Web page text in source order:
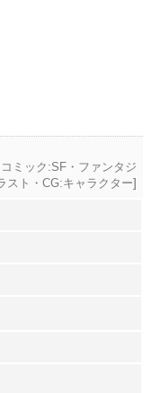
ミック:SF・ファンタジ
スト・CG:キャラクター]